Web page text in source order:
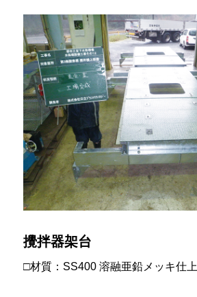
攪拌器架台
□材質：SS400 溶融亜鉛メッキ仕上